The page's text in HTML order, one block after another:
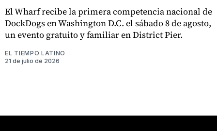
El Wharf recibe la primera competencia nacional de
DockDogs en Washington D.C. el sábado 8 de agosto,
un evento gratuito y familiar en District Pier.
EL TIEMPO LATINO
21 de julio de 2026